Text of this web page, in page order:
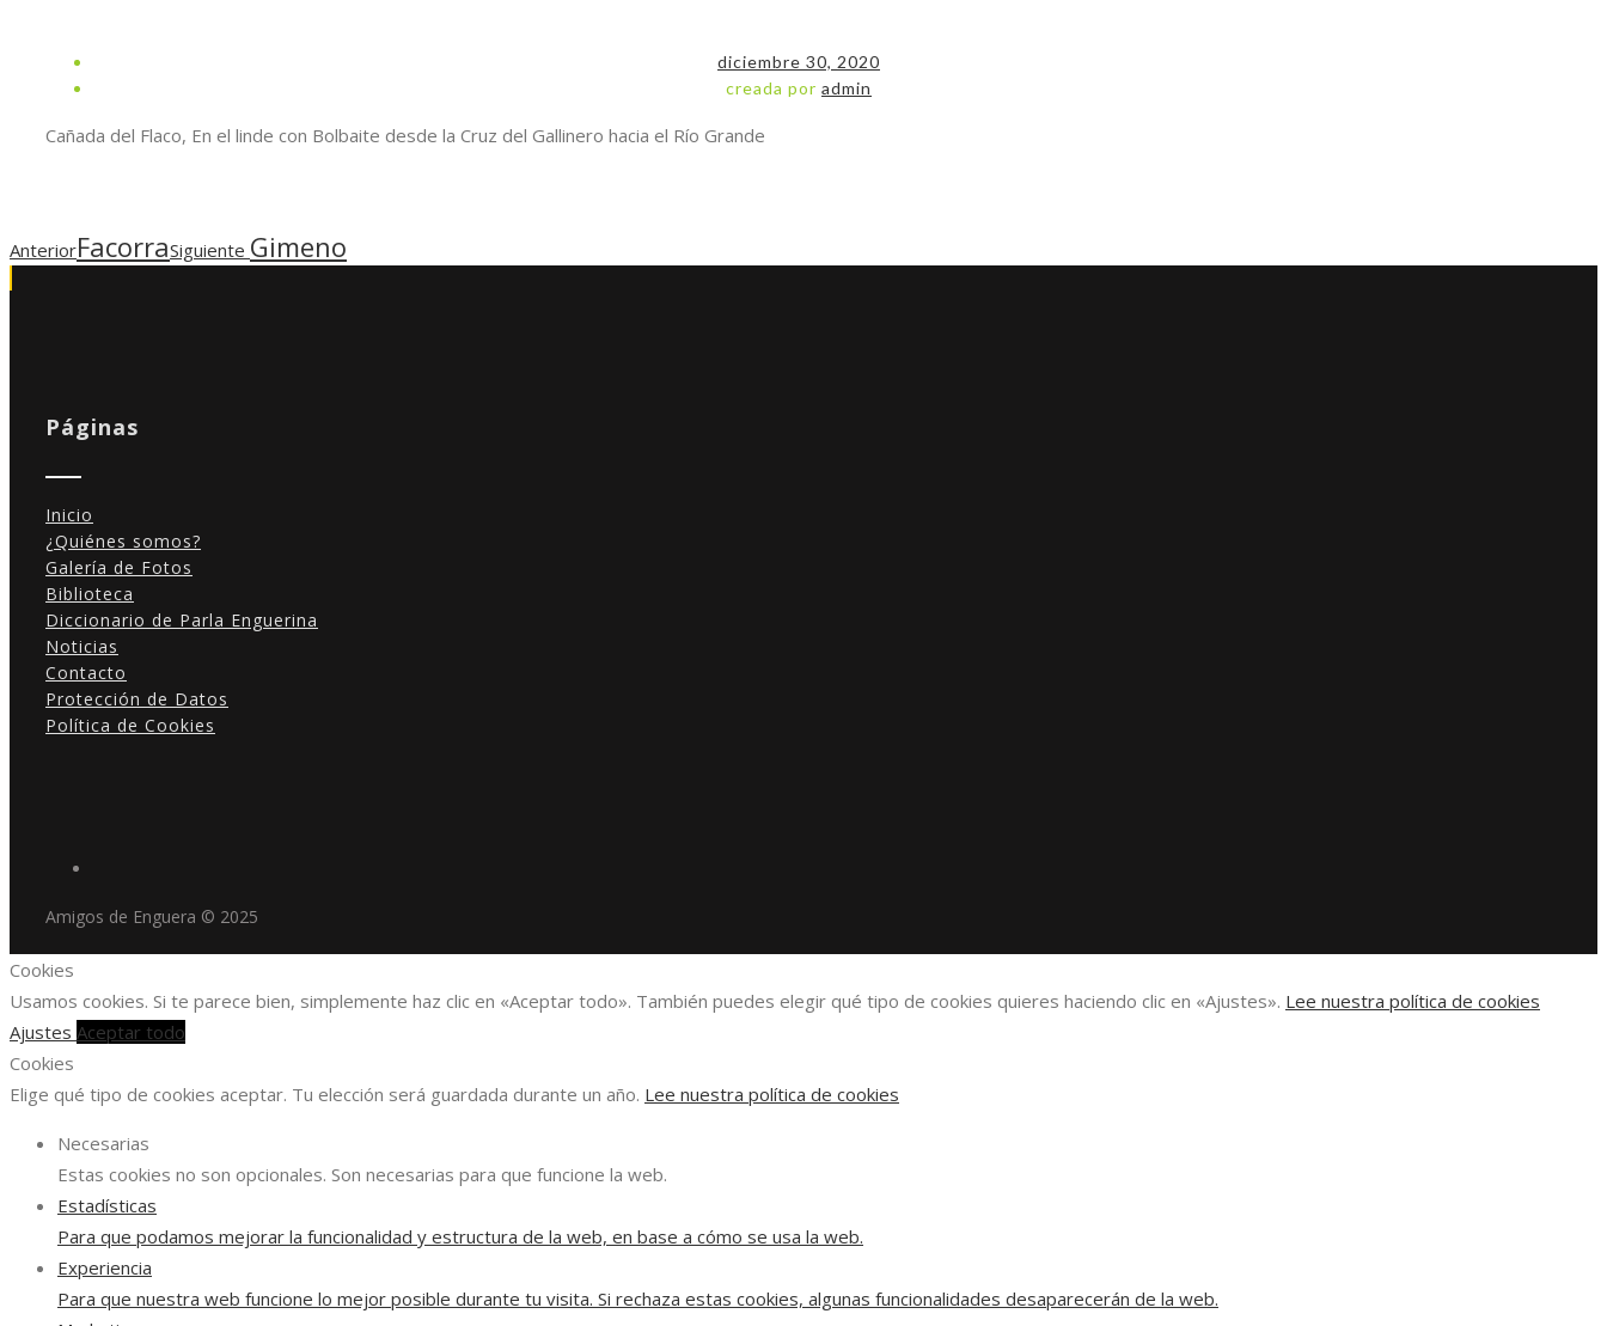
diciembre 30, 2020
creada por admin
Cañada del Flaco, En el linde con Bolbaite desde la Cruz del Gallinero hacia el Río Grande
AnteriorFacorraSiguiente Gimeno
Páginas
Inicio
¿Quiénes somos?
Galería de Fotos
Biblioteca
Diccionario de Parla Enguerina
Noticias
Contacto
Protección de Datos
Política de Cookies
Amigos de Enguera © 2025
Cookies
Usamos cookies. Si te parece bien, simplemente haz clic en «Aceptar todo». También puedes elegir qué tipo de cookies quieres haciendo clic en «Ajustes». Lee nuestra política de cookies
Ajustes Aceptar todo
Cookies
Elige qué tipo de cookies aceptar. Tu elección será guardada durante un año. Lee nuestra política de cookies
Necesarias
Estas cookies no son opcionales. Son necesarias para que funcione la web.
Estadísticas
Para que podamos mejorar la funcionalidad y estructura de la web, en base a cómo se usa la web.
Experiencia
Para que nuestra web funcione lo mejor posible durante tu visita. Si rechaza estas cookies, algunas funcionalidades desaparecerán de la web.